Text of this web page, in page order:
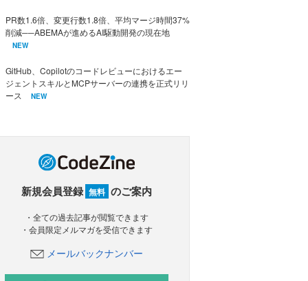
PR数1.6倍、変更行数1.8倍、平均マージ時間37%
削減──ABEMAが進めるAI駆動開発の現在地
NEW
GitHub、Copilotのコードレビューにおけるエー
ジェントスキルとMCPサーバーの連携を正式リリ
ース
NEW
新規会員登録 無料 のご案内
・全ての過去記事が閲覧できます
・会員限定メルマガを受信できます
メールバックナンバー